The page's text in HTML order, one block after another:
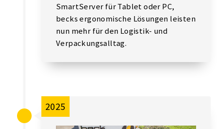
SmartServer für Tablet oder PC,
becks ergonomische Lösungen leisten
nun mehr für den Logistik- und
Verpackungsalltag.
2025